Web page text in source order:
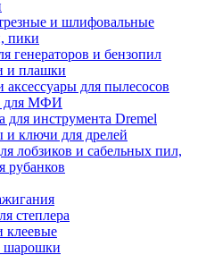
и шлифовальные
пики
генераторов и бензопил
и плашки
для пылесосов
для МФИ
для инструмента Dremel
и ключи для дрелей
лобзиков и сабельных пил,
рубанков
степлера
клеевые
шарошки